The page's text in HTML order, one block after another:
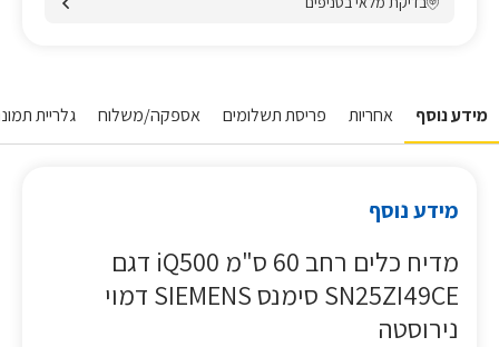
מידע נוסף אחריות פריסת תשלומים אספקה/משלוח גלריית
מידע נוסף
מדיח כלים רחב 60 ס"מ iQ500 דגם
SN25ZI49CE סימנס SIEMENS דמוי
נירוסטה